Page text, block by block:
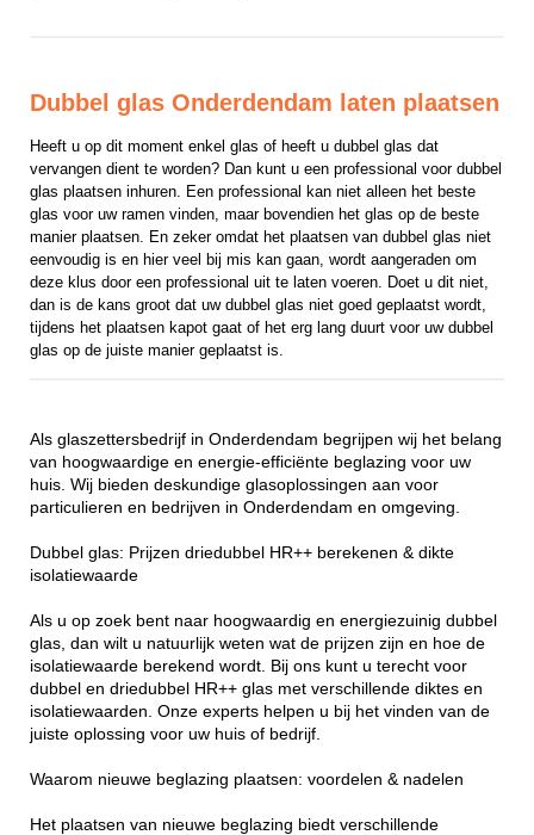
Dubbel glas Onderdendam laten plaatsen
Heeft u op dit moment enkel glas of heeft u dubbel glas dat
vervangen dient te worden? Dan kunt u een professional voor dubbel
glas plaatsen inhuren. Een professional kan niet alleen het beste
glas voor uw ramen vinden, maar bovendien het glas op de beste
manier plaatsen. En zeker omdat het plaatsen van dubbel glas niet
eenvoudig is en hier veel bij mis kan gaan, wordt aangeraden om
deze klus door een professional uit te laten voeren. Doet u dit niet,
dan is de kans groot dat uw dubbel glas niet goed geplaatst wordt,
tijdens het plaatsen kapot gaat of het erg lang duurt voor uw dubbel
glas op de juiste manier geplaatst is.
Als glaszettersbedrijf in Onderdendam begrijpen wij het belang
van hoogwaardige en energie-efficiënte beglazing voor uw
huis. Wij bieden deskundige glasoplossingen aan voor
particulieren en bedrijven in Onderdendam en omgeving.
Dubbel glas: Prijzen driedubbel HR++ berekenen & dikte
isolatiewaarde
Als u op zoek bent naar hoogwaardig en energiezuinig dubbel
glas, dan wilt u natuurlijk weten wat de prijzen zijn en hoe de
isolatiewaarde berekend wordt. Bij ons kunt u terecht voor
dubbel en driedubbel HR++ glas met verschillende diktes en
isolatiewaarden. Onze experts helpen u bij het vinden van de
juiste oplossing voor uw huis of bedrijf.
Waarom nieuwe beglazing plaatsen: voordelen & nadelen
Het plaatsen van nieuwe beglazing biedt verschillende